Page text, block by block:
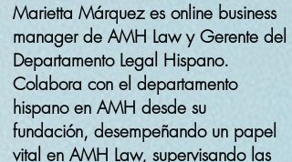
Marietta Márquez es online business
manager de AMH Law y Gerente del
Departamento Legal Hispano.
Colabora con el departamento
hispano en AMH desde su
fundación, desempeñando un papel
vital en AMH Law, supervisando las